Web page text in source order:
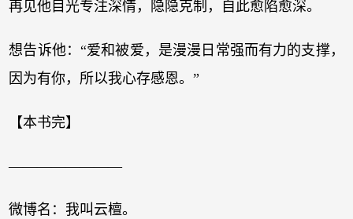
再见他目光专注深情，隐隐克制，自此愈陷愈深。
想告诉他：“爱和被爱，是漫漫日常强而有力的支撑，
因为有你，所以我心存感恩。”
【本书完】
————————
微博名：我叫云檀。